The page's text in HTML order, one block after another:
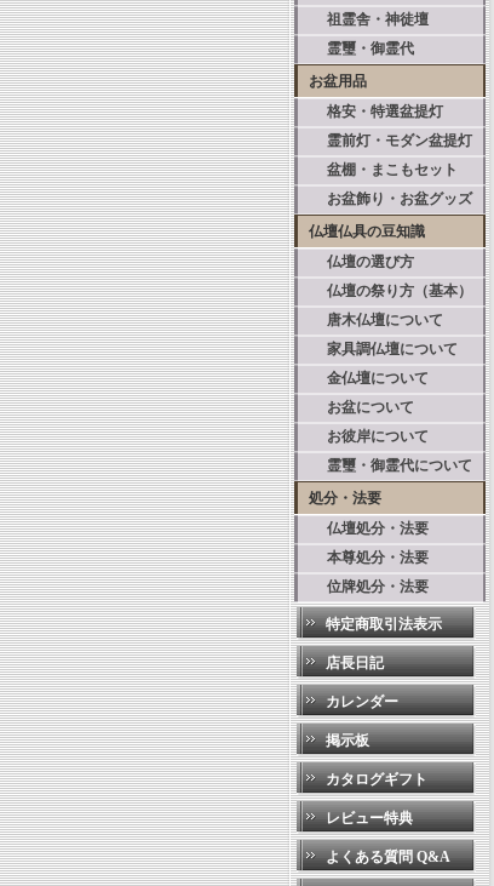
祖霊舎・神徒壇
霊璽・御霊代
お盆用品
格安・特選盆提灯
霊前灯・モダン盆提灯
盆棚・まこもセット
お盆飾り・お盆グッズ
仏壇仏具の豆知識
仏壇の選び方
仏壇の祭り方（基本）
唐木仏壇について
家具調仏壇について
金仏壇について
お盆について
お彼岸について
霊璽・御霊代について
処分・法要
仏壇処分・法要
本尊処分・法要
位牌処分・法要
特定商取引法表示
店長日記
カレンダー
掲示板
カタログギフト
レビュー特典
よくある質問 Q&A